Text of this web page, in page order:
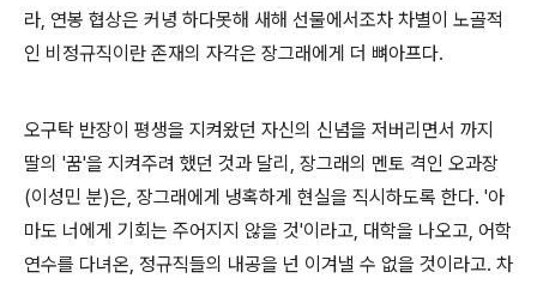
라, 연봉 협상은 커녕 하다못해 새해 선물에서조차 차별이 노골적
인 비정규직이란 존재의 자각은 장그래에게 더 뼈아프다.
오구탁 반장이 평생을 지켜왔던 자신의 신념을 저버리면서 까지
딸의 '꿈'을 지켜주려 했던 것과 달리, 장그래의 멘토 격인 오과장
(이성민 분)은, 장그래에게 냉혹하게 현실을 직시하도록 한다. '아
마도 너에게 기회는 주어지지 않을 것'이라고, 대학을 나오고, 어학
연수를 다녀온, 정규직들의 내공을 넌 이겨낼 수 없을 것이라고. 차